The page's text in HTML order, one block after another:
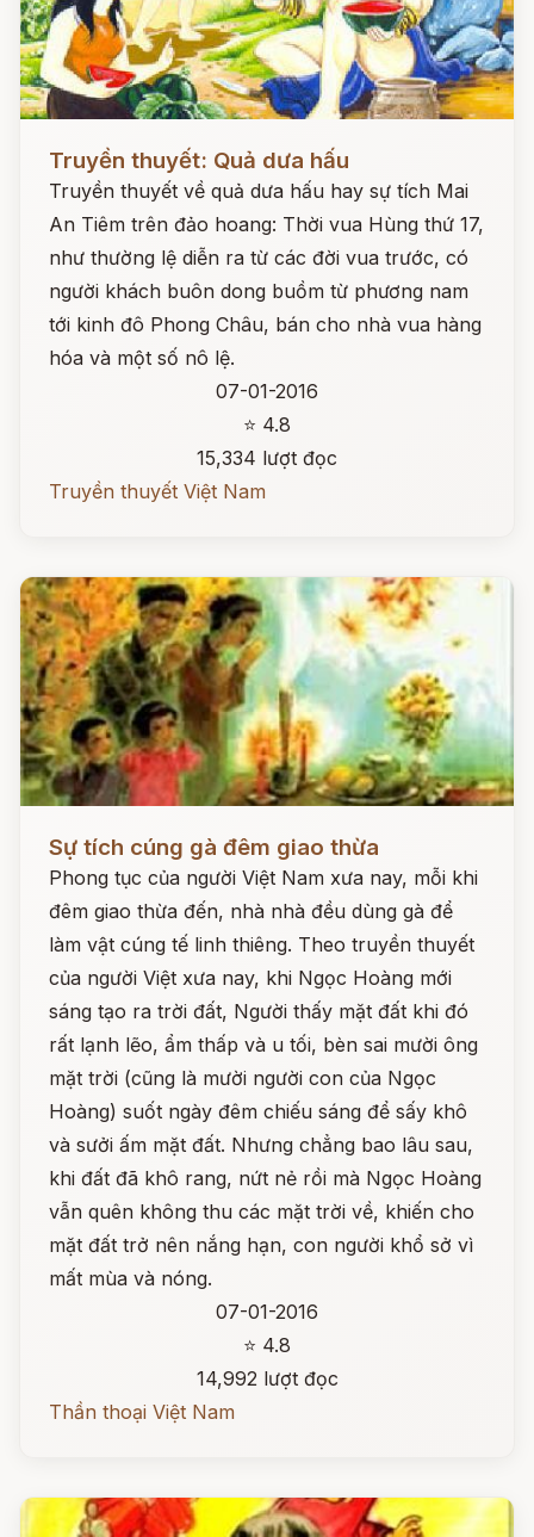
Đọc ngay
Truyền thuyết: Quả dưa hấu
Truyền thuyết về quả dưa hấu hay sự tích Mai
An Tiêm trên đảo hoang: Thời vua Hùng thứ 17,
như thường lệ diễn ra từ các đời vua trước, có
người khách buôn dong buồm từ phương nam
tới kinh đô Phong Châu, bán cho nhà vua hàng
hóa và một số nô lệ.
07-01-2016
⭐ 4.8
15,334 lượt đọc
Truyền thuyết Việt Nam
Sự tích cúng gà đêm giao thừa
Phong tục của người Việt Nam xưa nay, mỗi khi
đêm giao thừa đến, nhà nhà đều dùng gà để
làm vật cúng tế linh thiêng. Theo truyền thuyết
của người Việt xưa nay, khi Ngọc Hoàng mới
sáng tạo ra trời đất, Người thấy mặt đất khi đó
rất lạnh lẽo, ẩm thấp và u tối, bèn sai mười ông
mặt trời (cũng là mười người con của Ngọc
Hoàng) suốt ngày đêm chiếu sáng để sấy khô
và sưởi ấm mặt đất. Nhưng chẳng bao lâu sau,
khi đất đã khô rang, nứt nẻ rồi mà Ngọc Hoàng
vẫn quên không thu các mặt trời về, khiến cho
mặt đất trở nên nắng hạn, con người khổ sở vì
mất mùa và nóng.
07-01-2016
⭐ 4.8
14,992 lượt đọc
Thần thoại Việt Nam